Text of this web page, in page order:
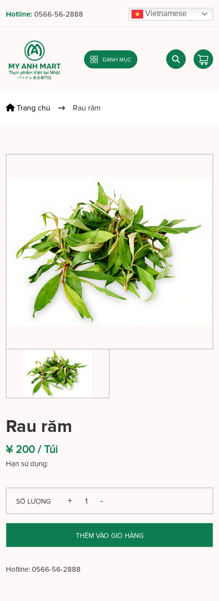
Hotline: 0566-56-2888 Vietnamese
DANH MỤC
Trang chủ Rau răm
Rau răm
¥ 200 /Túi
Hạn sử dụng:
SỐ LƯỢNG
THÊM VÀO GIỎ HÀNG
Hotline: 0566-56-2888